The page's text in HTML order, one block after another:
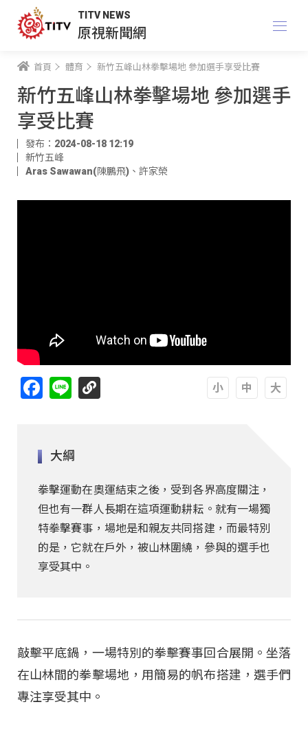
TITV NEWS
原視新聞網
首頁 體育 新竹五峰山林拳擊場地 參加選手享受比賽
新竹五峰山林拳擊場地 參加選手
享受比賽
發布：2024-08-18 12:19
新竹五峰
Aras Sawawan(陳鵬飛) 、 許家榮
Facebook
Line
大綱
拳擊運動在奧運結束之後，受到各界高度關注，
但也有一群人長期在這項運動耕耘。就有一場獨
特拳擊賽事，場地是和親友共同搭建，而最特別
的是，它就在戶外，被山林圍繞，參與的選手也
享受其中。
敲擊平底鍋，一場特別的拳擊賽事回合展開。坐落
在山林間的拳擊場地，用簡易的帆布搭建，選手們
專注享受其中。